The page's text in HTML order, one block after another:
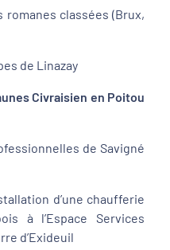
classées (Brux,
de Linazay
Civraisien en Poitou
de Savigné
d’une chaufferie
à l’Espace Services
d’Exideuil